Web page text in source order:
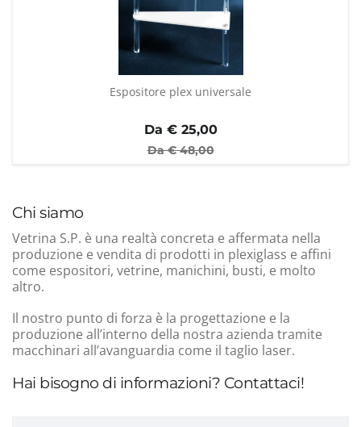
Hai bisogno di informazioni? Contattaci!
Chi siamo
Vetrina S.P. è una realtà concreta e affermata nella
produzione e vendita di prodotti in plexiglass e affini
come espositori, vetrine, manichini, busti, e molto
altro.
Il nostro punto di forza è la progettazione e la
produzione all’interno della nostra azienda tramite
macchinari all’avanguardia come il taglio laser.
Espositore plex universale
Da €25,00
Da €48,00